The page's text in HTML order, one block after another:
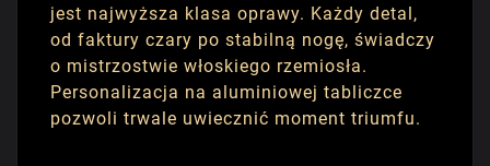
jest najwyższa klasa oprawy. Każdy detal,
od faktury czary po stabilną nogę, świadczy
o mistrzostwie włoskiego rzemiosła.
Personalizacja na aluminiowej tabliczce
pozwoli trwale uwiecznić moment triumfu.